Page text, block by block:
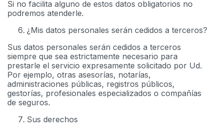
Si no facilita alguno de estos datos obligatorios no
podremos atenderle.
¿Mis datos personales serán cedidos a terceros?
Sus datos personales serán cedidos a terceros
siempre que sea estrictamente necesario para
prestarle el servicio expresamente solicitado por Ud.
Por ejemplo, otras asesorías, notarías,
administraciones públicas, registros públicos,
gestorías, profesionales especializados o compañías
de seguros.
Sus derechos